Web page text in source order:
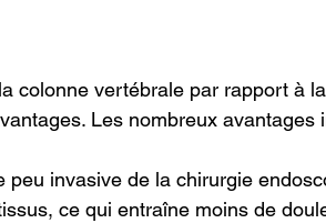
colonne vertébrale par rapport à
Les nombreux avantages
peu invasive de la chirurgie
ce qui entraîne moins de